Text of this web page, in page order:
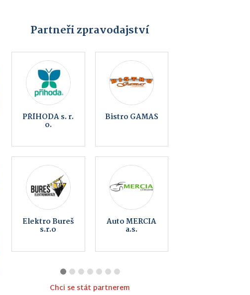
Partneři zpravodajství
KS Fight Gym
Hlinsko
Backer Elektro
Řeznictví U
Švandů
Kovoart
Vojtěchov
Chci se stát partnerem